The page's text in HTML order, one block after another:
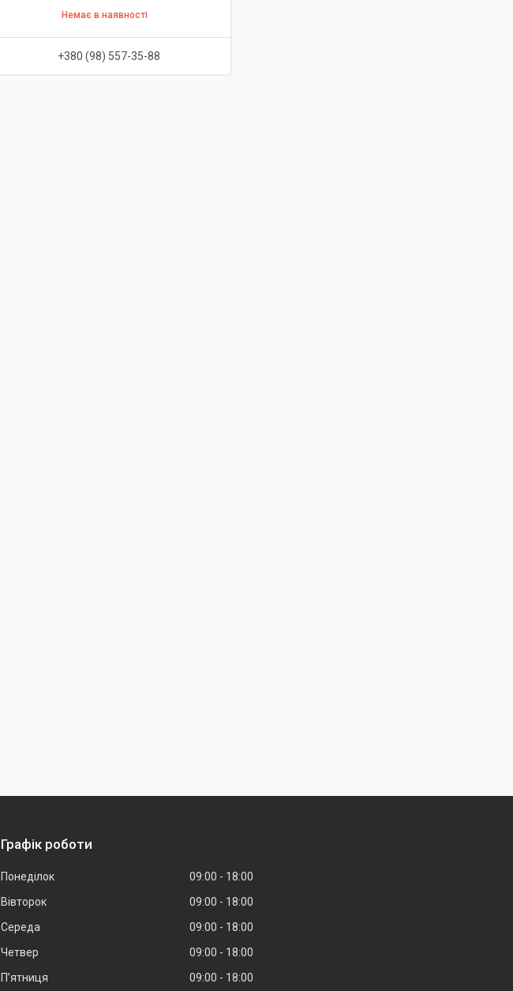
Немає в наявності
+380 (98) 557-35-88
Графік роботи
Понеділок 09:00
18:00
Вівторок
09:00
18:00
Середа
09:00
18:00
Четвер
09:00
18:00
Пʼятниця
09:00 18:00